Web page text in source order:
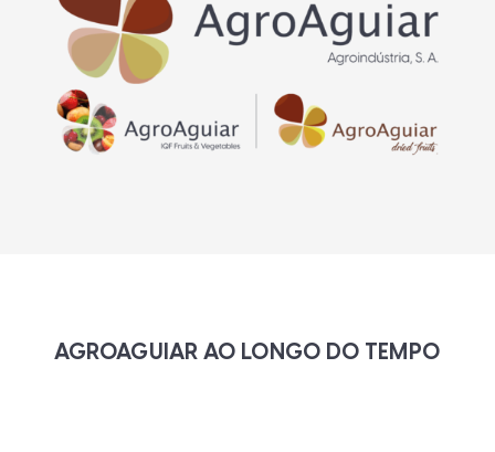
AGROAGUIAR AO LONGO DO TEMPO